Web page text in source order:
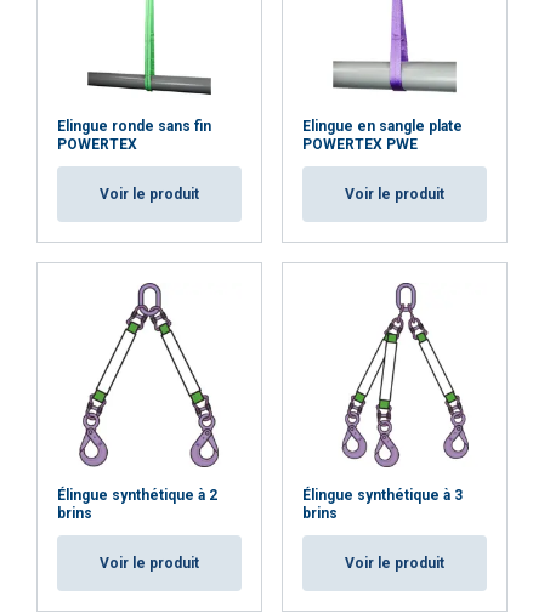
Elingue ronde sans fin
POWERTEX
Voir le produit
Elingue en sangle plate
POWERTEX PWE
Voir le produit
Élingue synthétique à 2
brins
Voir le produit
Élingue synthétique à 3
brins
Voir le produit
nécessaires
ACCEPTER TOUT
AFFICHER LES DÉTAILS